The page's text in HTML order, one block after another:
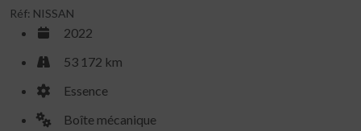
Réf: NISSAN
2022
53 172 km
Essence
Boîte mécanique